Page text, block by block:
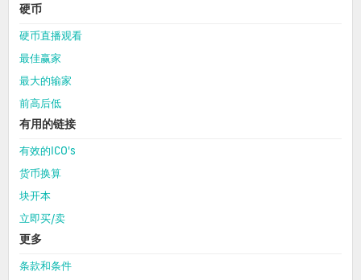
硬币
硬币直播观看
最佳赢家
最大的输家
前高后低
有用的链接
有效的ICO's
货币换算
块开本
立即买/卖
更多
条款和条件